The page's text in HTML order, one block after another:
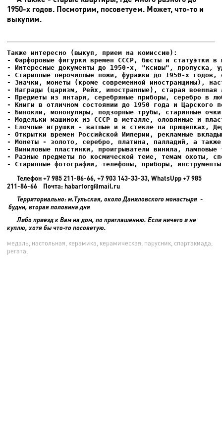
1950-х годов. Посмотрим, посоветуем. Может, что-то и
выкупим.
- Фарфоровые фигурки времен СССР, бюсты и статуэтки в
- Интересные документы до 1950-х, "ксивы", пропуска,
- Елочные игрушки - ватные и в стекле на прищепках,
- Старинные фотографии, телефоны, приборы,
Телефон +7 985 211-86-66, +7 903 143-33-33, WhatsUpp +7 985
211-86-66 Почта: habartorg@mail.ru
Территориально: м.Тульская, около Даниловского монастыря -
будни, вторая половина дня
Либо приезд к Вам на дом, по приглашению. Если ничего и не
куплю, хотя бы что-то посоветую.
медаль, настольная, керамика, керамическая, парусник, спартакиада,
регата,